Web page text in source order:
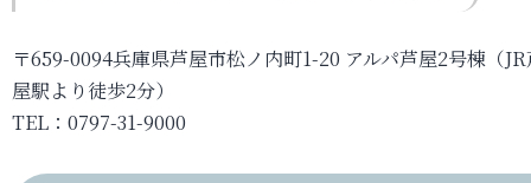
〒659-0094兵庫県芦屋市松ノ内町1-20 アルパ芦屋2号棟（
屋駅より徒歩2分）
TEL：0797-31-9000